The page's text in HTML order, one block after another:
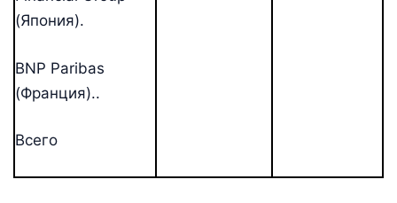
(Япония).
BNP Paribas
(Франция)..
Всего